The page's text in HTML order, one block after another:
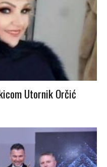
Utornik Orčić